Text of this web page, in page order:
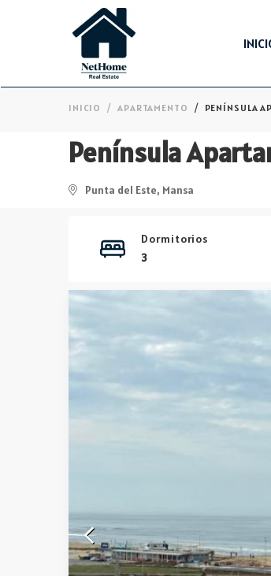
INICIO APARTAMENTO PENÍNSULA
Punta del Este, Mansa
Dormitorios
3